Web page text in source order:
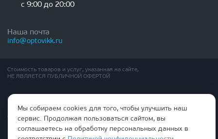
с 9:00 до 20:00
Наша почта
info@optovikk.ru
Стоимость товаров и услуг, указанная на сайте,
НЕ ЯВЛЯЕТСЯ ПУБЛИЧНОЙ ОФЕРТОЙ
Правила эксплутации входных и межкомнатных дверей
Политика обработки персональных данных
Согласие на обработку персональных данных
Мы собираем cookies для того, чтобы улучшить наш
сервис. Продолжая пользоваться сайтом, вы
соглашаетесь на обработку персональных данных в